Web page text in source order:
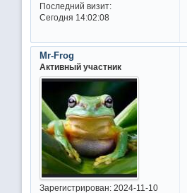
Последний визит:
Сегодня 14:02:08
Mr-Frog
Активный участник
Зарегистрирован: 2024-11-10